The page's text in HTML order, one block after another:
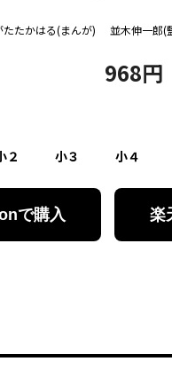
たたかはる(まんが) 並木伸一郎(
968円
２ 小３ 小４
で購入 楽